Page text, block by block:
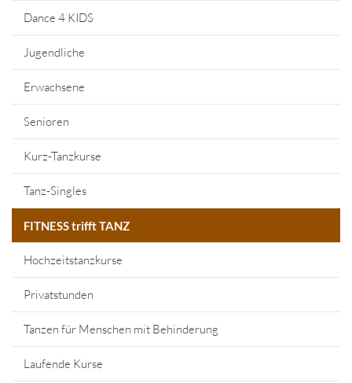
Dance 4 KIDS
Jugendliche
Erwachsene
Senioren
Kurz-Tanzkurse
Tanz-Singles
FITNESS trifft TANZ
Hochzeitstanzkurse
Privatstunden
Tanzen für Menschen mit Behinderung
Laufende Kurse